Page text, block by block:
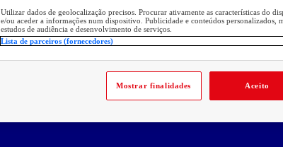
Utilizar dados de geolocalização precisos. Procurar ativamente as características do
e/ou aceder a informações num dispositivo. Publicidade e conteúdos personalizados,
estudos de audiência e desenvolvimento de serviços.
Lista de parceiros (fornecedores)
Mostrar finalidades Aceito